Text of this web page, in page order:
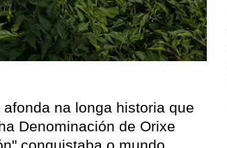
na longa historia que
Denominación de Orixe
conquistaba o mundo